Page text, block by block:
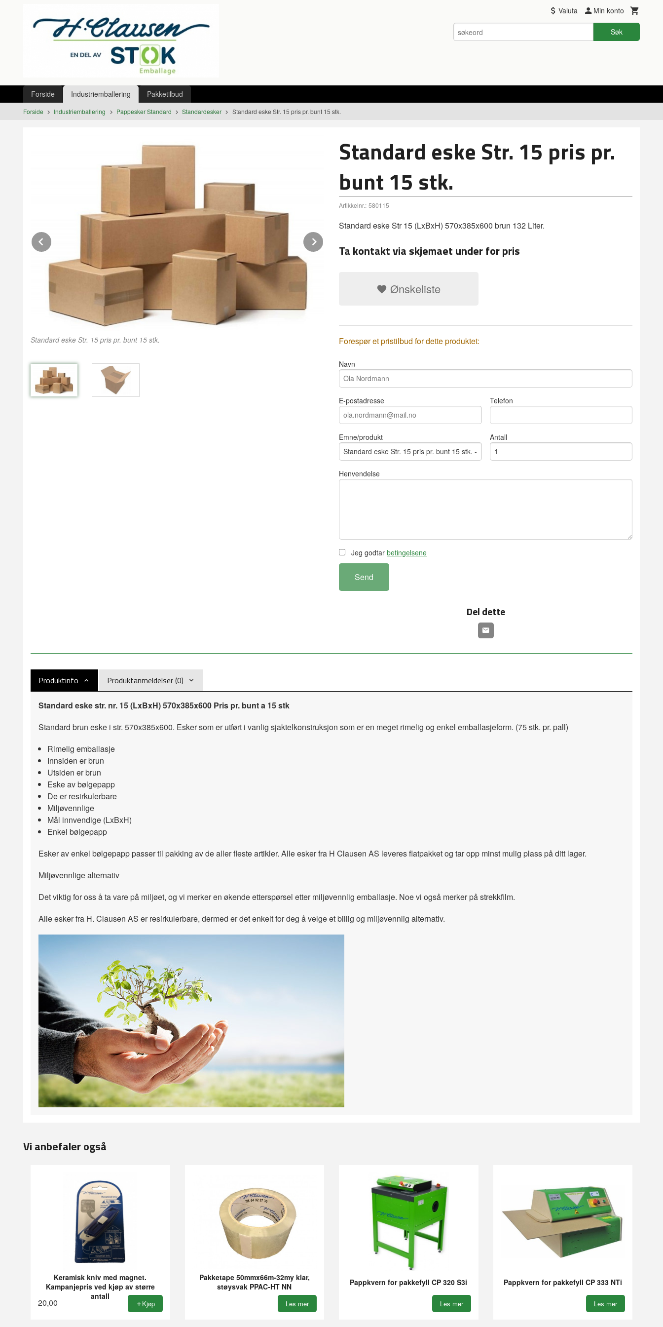
Valuta Min konto
Søk
Produkter
Forside Industriemballering Pakketilbud
Forside Industriemballering Pappesker Standard Standardesker Standard eske Str. 15 pris pr. bunt 15 stk.
Standard eske Str. 15 pris pr. bunt 15 stk.
Standard esker Str. 15 pris pr. bunt 15 stk.
Standard eske Str. 15 pris pr.
bunt 15 stk.
Artikkelnr.: 580115
Standard eske Str 15 (LxBxH) 570x385x600 brun 132 Liter.
Ta kontakt via skjemaet under for pris
Ønskeliste
Forespør et pristilbud for dette produktet:
Navn
E-postadresse Telefon
Emne/produkt Antall
Henvendelse
Jeg godtar betingelsene
Send
Del dette
Produktinfo Produktanmeldelser (0)
Standard eske str. nr. 15 (LxBxH) 570x385x600 Pris pr. bunt a 15 stk
Standard brun eske i str. 570x385x600. Esker som er utført i vanlig sjaktelkonstruksjon som er en meget rimelig og enkel emballasjeform. (75 stk. pr. pall)
Rimelig emballasje
Innsiden er brun
Utsiden er brun
Eske av bølgepapp
De er resirkulerbare
Miljøvennlige
Mål innvendige (LxBxH)
Enkel bølgepapp
Esker av enkel bølgepapp passer til pakking av de aller fleste artikler. Alle esker fra H Clausen AS leveres flatpakket og tar opp minst mulig plass på ditt lager.
Miljøvennlige alternativ
Det viktig for oss å ta vare på miljøet, og vi merker en økende etterspørsel etter miljøvennlig emballasje. Noe vi også merker på strekkfilm.
Alle esker fra H. Clausen AS er resirkulerbare, dermed er det enkelt for deg å velge et billig og miljøvennlig alternativ.
Vi anbefaler også
Keramisk kniv med magnet.
Kampanjepris ved kjøp av større
antall
20,00 Kjøp
Pakketape 50mmx66m-32my klar,
støysvak PPAC-HT NN
Les mer
Pappkvern for pakkefyll CP 320 S3i
Les mer
Pappkvern for pakkefyll CP 333 NTi
Les mer